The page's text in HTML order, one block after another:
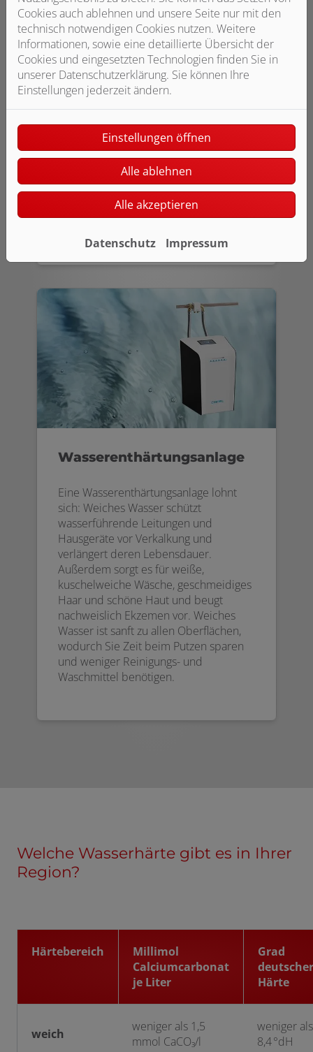
Hauswasserstation
Eine Hauswasserstation integriert einen
Rückflussverhinderer, einen
rückspülbaren Wasserfilter und einen
Druckminderer in einem einzigen
System. Diese Lösung spart Platz und
lässt sich leichter installieren als die
einzelnen Komponenten.
Wasserenthärtungsanlage
Eine Wasserenthärtungsanlage lohnt
sich: Weiches Wasser schützt
wasserführende Leitungen und
Hausgeräte vor Verkalkung und
verlängert deren Lebensdauer.
Außerdem sorgt es für weiße,
kuschelweiche Wäsche, geschmeidiges
Haar und schöne Haut und beugt
nachweislich Ekzemen vor. Weiches
Wasser ist sanft zu allen Oberflächen,
wodurch Sie Zeit beim Putzen sparen
und weniger Reinigungs- und
Waschmittel benötigen.
Welche Wasserhärte gibt es in Ihrer
Region?
Härtebereich
Millimol
Calciumcarbonat
je Liter
Grad
deutscher
Härte
weich
weniger als 1,5
mmol CaCO₃/l
weniger als
8,4 °dH
Cookies auch ablehnen und unsere Seite nur mit den
technisch notwendigen Cookies nutzen. Weitere
Informationen, sowie eine detaillierte Übersicht der
Cookies und eingesetzten Technologien finden Sie in
unserer Datenschutzerklärung. Sie können Ihre
Einstellungen jederzeit ändern.
Einstellungen öffnen
Alle ablehnen
Alle akzeptieren
Datenschutz Impressum